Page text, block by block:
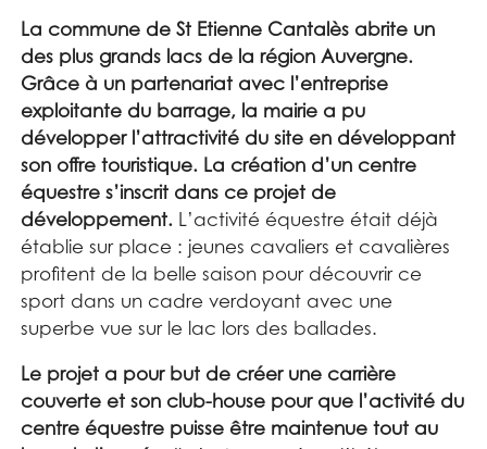
La commune de St Etienne Cantalès abrite un
des plus grands lacs de la région Auvergne.
Grâce à un partenariat avec l’entreprise
exploitante du barrage, la mairie a pu
développer l’attractivité du site en développant
son offre touristique. La création d’un centre
équestre s’inscrit dans ce projet de
développement.L’activité équestre était déjà
établie sur place : jeunes cavaliers et cavalières
profitent de la belle saison pour découvrir ce
sport dans un cadre verdoyant avec une
superbe vue sur le lac lors des ballades.
Le projet a pour but de créer une carrière
couverte et son club-house pour que l’activité du
centre équestre puisse être maintenue tout au